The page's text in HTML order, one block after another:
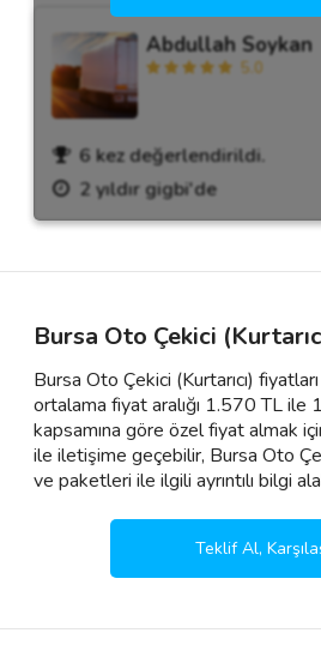
Abdullah Soykan
5.0
6 kez değerlendirildi.
2 yıldır gigbi'de
Bursa Oto Çekici
Bursa Oto Çekici (Kurtarıcı)
ortalama fiyat aralığı 1.570 TL ile
kapsamına göre özel fiyat almak
ile iletişime geçebilir, Bursa Oto
ve paketleri ile ilgili ayrıntılı bilgi
Teklif Al,